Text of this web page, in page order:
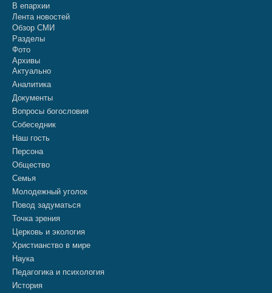
В епархии
Лента новостей
Обзор СМИ
Разделы
Фото
Архивы
Актуально
Аналитика
Документы
Вопросы богословия
Собеседник
Наш гость
Персона
Общество
Семья
Молодежный уголок
Повод задуматься
Точка зрения
Церковь и экология
Христианство в мире
Наука
Педагогика и психология
История